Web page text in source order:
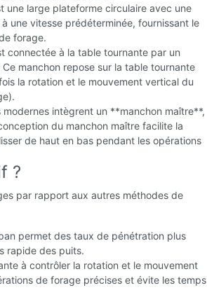
large plateforme circulaire avec une
une vitesse prédéterminée, fournissant le
forage.
connectée à la table tournante par un
manchon repose sur la table tournante
la rotation et le mouvement vertical du
intègrent un **manchon maître**,
du manchon maître facilite la
de haut en bas pendant les opérations
?
par rapport aux autres méthodes de
permet des taux de pénétration plus
rapide des puits.
à contrôler la rotation et le mouvement
de forage précises et évite les temps